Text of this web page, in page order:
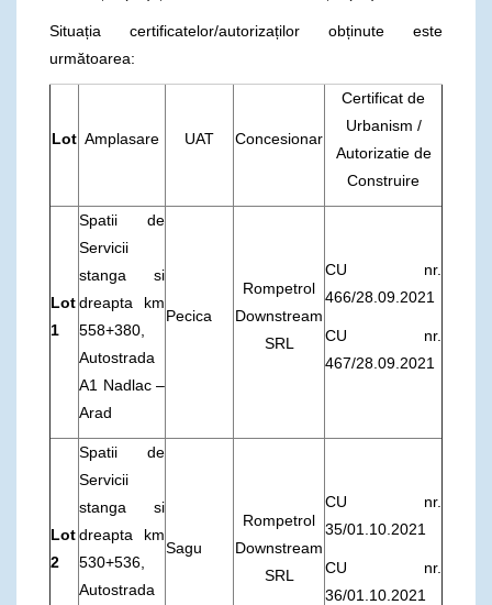
Situația certificatelor/autorizaților obținute este
următoarea:
Lot Amplasare UAT Concesionar
Certificat de
Urbanism /
Autorizatie de
Construire
Lot
1
Spatii de
Servicii
stanga si
dreapta km
558+380,
Autostrada
A1 Nadlac –
Arad
Pecica
Rompetrol
Downstream
SRL
CU nr.
466/28.09.2021
CU nr.
467/28.09.2021
Lot
2
Spatii de
Servicii
stanga si
dreapta km
530+536,
Autostrada
Sagu
Rompetrol
Downstream
SRL
CU nr.
35/01.10.2021
CU nr.
36/01.10.2021